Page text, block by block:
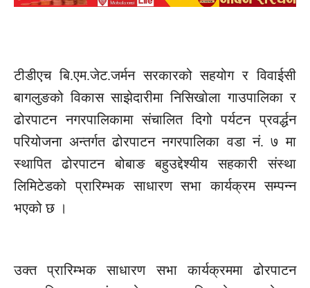
टीडीएचबि.एम.जेट.जर्मनसरकारको सहयोग रविवाईसी
बागलुङको विकास साझेदारीमानिसिखोला गाउपालिका र
ढोरपाटन नगरपालिकामासंचालितदिगो पर्यटन प्रवर्द्धन
परियोजना अन्तर्गत ढोरपाटन नगरपालिका वडा नं. ७ मा
स्थापित ढोरपाटन बोबाङ बहुउद्देश्यीय सहकारी संस्था
लिमिटेडकोप्रारिम्भकसाधारण सभा कार्यक्रम सम्पन्न
भएको छ ।
उक्तप्रारिम्भकसाधारण सभा कार्यक्रममा ढोरपाटन